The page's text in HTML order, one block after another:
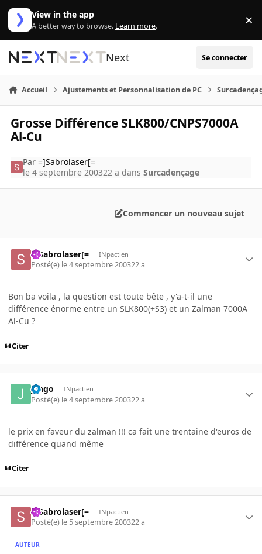
Aller au contenu
View in the app
A better way to browse. Learn more. ×
Next Se connecter
Accueil Ajustements et Personnalisation de PC
Grosse Différence SLK800/CNPS7000A
Al-Cu
Par=]Sabrolaser[=
le 4 septembre 200322 a dansSurcadençage
Commencer un nouveau sujet
=]Sabrolaser[= INpactien
Posté(e) le 4 septembre 200322 a
Bon ba voila , la question est toute bête , y'a-t-il une
différence énorme entre un SLK800(+S3) et un Zalman 7000A
Al-Cu ?
Citer
jango INpactien
Posté(e) le 4 septembre 200322 a
le prix en faveur du zalman !!! ca fait une trentaine d'euros de
différence quand même
Citer
=]Sabrolaser[= INpactien
Posté(e) le 5 septembre 200322 a
AUTEUR